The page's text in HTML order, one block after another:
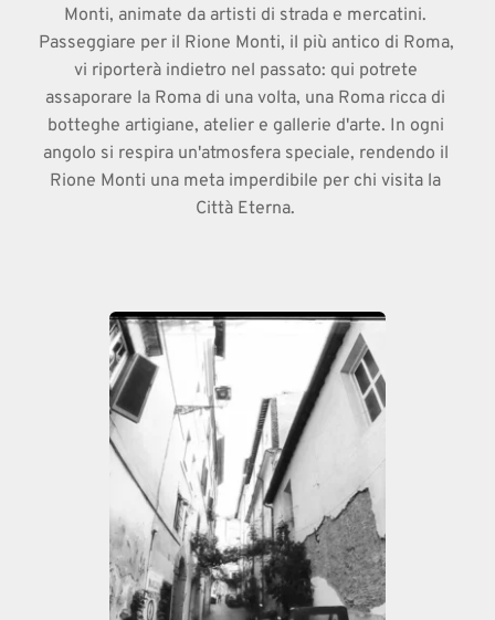
Monti, animate da artisti di strada e mercatini.
Passeggiare per il Rione Monti, il più antico di Roma,
vi riporterà indietro nel passato: qui potrete
assaporare la Roma di una volta, una Roma ricca di
botteghe artigiane, atelier e gallerie d'arte. In ogni
angolo si respira un'atmosfera speciale, rendendo il
Rione Monti una meta imperdibile per chi visita la
Città Eterna.